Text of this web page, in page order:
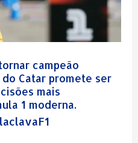
campeão
Catar promete ser
mais
1 moderna.